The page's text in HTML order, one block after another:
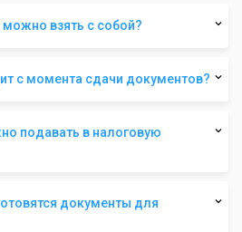
взять с собой?
с момента сдачи документов?
подавать в налоговую
документы для